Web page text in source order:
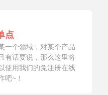
点
一个领域，对某个产品
有话要说，那么这里将
使用我们的免注册在线
吧~！